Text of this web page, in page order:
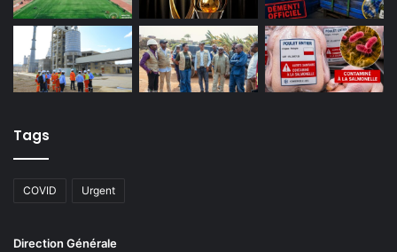
Tags
COVID Urgent
Direction Générale